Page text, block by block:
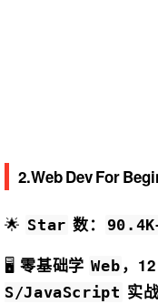
2.Web Dev For
🌟 Star 数：
🖥️零基础学 Web ，
S/JavaScript 实战